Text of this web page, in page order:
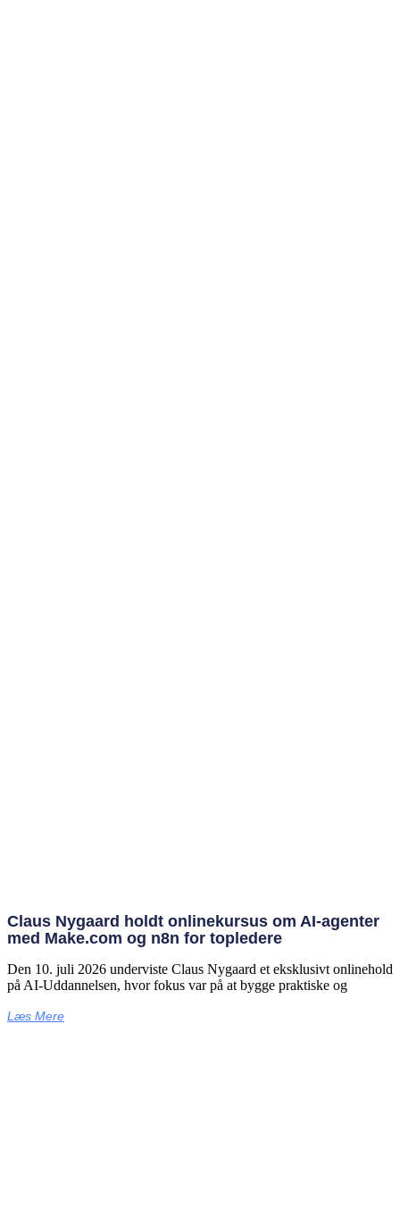
Claus Nygaard holdt onlinekursus om AI‑agenter
med Make.com og n8n for topledere
Den 10. juli 2026 underviste Claus Nygaard et eksklusivt onlinehold
på AI‑Uddannelsen, hvor fokus var på at bygge praktiske og
Læs Mere